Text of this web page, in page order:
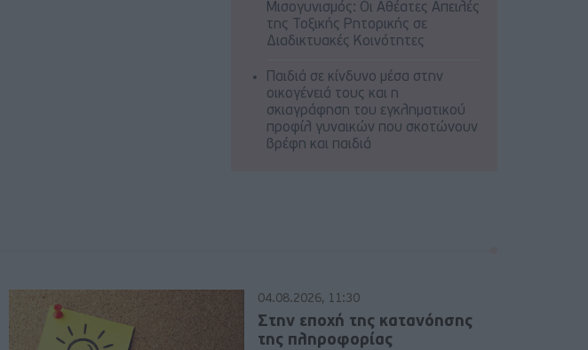
Μισογυνισμός: Οι Αθέατες Απειλές
της Τοξικής Ρητορικής σε
Διαδικτυακές Κοινότητες
Παιδιά σε κίνδυνο μέσα στην
οικογένειά τους και η
σκιαγράφηση του εγκληματικού
προφίλ γυναικών που σκοτώνουν
βρέφη και παιδιά
04.08.2026, 11:30
Στην εποχή της κατανόησης
της πληροφορίας